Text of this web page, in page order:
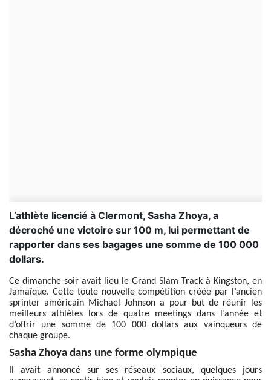
L’athlète licencié à Clermont, Sasha Zhoya, a
décroché une victoire sur 100 m, lui permettant de
rapporter dans ses bagages une somme de 100 000
dollars.
Ce dimanche soir avait lieu le Grand Slam Track à Kingston, en
Jamaïque. Cette toute nouvelle compétition créée par l’ancien
sprinter américain Michael Johnson a pour but de réunir les
meilleurs athlètes lors de quatre meetings dans l’année et
d’offrir une somme de 100 000 dollars aux vainqueurs de
chaque groupe.
Sasha Zhoya dans une forme olympique
Il avait annoncé sur ses réseaux sociaux, quelques jours